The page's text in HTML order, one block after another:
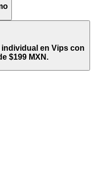
en Vips con
$199 MXN.